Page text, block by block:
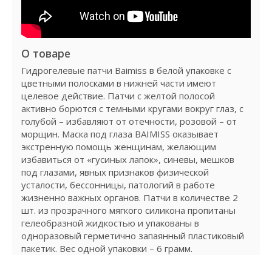
О товаре
Гидрогелевые патчи Baimiss в белой упаковке с
цветными полосками в нижней части имеют
целевое действие. Патчи с желтой полосой
активно борются с темными кругами вокруг глаз, с
голубой – избавляют от отечности, розовой – от
морщин. Маска под глаза BAIMISS оказывает
экстренную помощь женщинам, желающим
избавиться от «гусиных лапок», синевы, мешков
под глазами, явных признаков физической
усталости, бессонницы, патологий в работе
жизненно важных органов. Патчи в количестве 2
шт. из прозрачного мягкого силикона пропитаны
гелеобразной жидкостью и упакованы в
одноразовый герметично запаянный пластиковый
пакетик. Вес одной упаковки – 6 грамм.